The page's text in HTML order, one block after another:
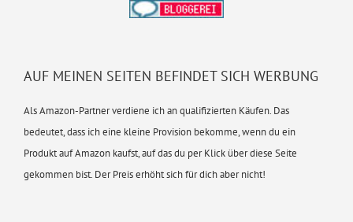
AUF MEINEN SEITEN BEFINDET SICH WERBUNG
Als Amazon-Partner verdiene ich an qualifizierten Käufen. Das
bedeutet, dass ich eine kleine Provision bekomme, wenn du ein
Produkt auf Amazon kaufst, auf das du per Klick über diese Seite
gekommen bist. Der Preis erhöht sich für dich aber nicht!